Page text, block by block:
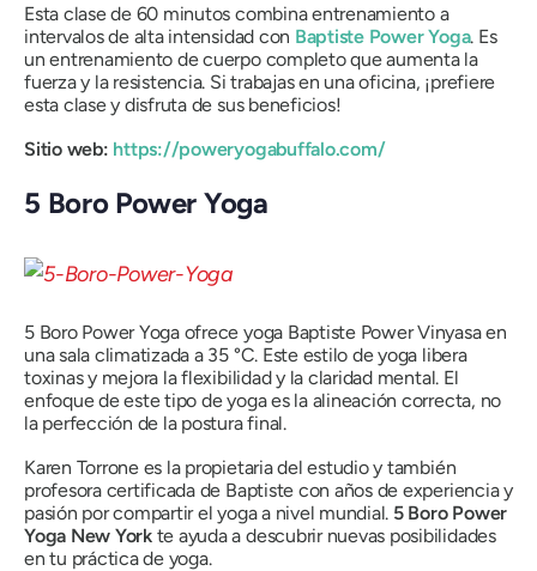
Esta clase de 60 minutos combina entrenamiento a
intervalos de alta intensidad con Baptiste Power Yoga. Es
un entrenamiento de cuerpo completo que aumenta la
fuerza y ​​la resistencia. Si trabajas en una oficina, ¡prefiere
esta clase y disfruta de sus beneficios!
Sitio web: https://poweryogabuffalo.com/
5 Boro Power Yoga
5 Boro Power Yoga ofrece yoga Baptiste Power Vinyasa en
una sala climatizada a 35 °C. Este estilo de yoga libera
toxinas y mejora la flexibilidad y la claridad mental. El
enfoque de este tipo de yoga es la alineación correcta, no
la perfección de la postura final.
Karen Torrone es la propietaria del estudio y también
profesora certificada de Baptiste con años de experiencia y
pasión por compartir el yoga a nivel mundial. 5 Boro Power
Yoga New Yorkte ayuda a descubrir nuevas posibilidades
en tu práctica de yoga.